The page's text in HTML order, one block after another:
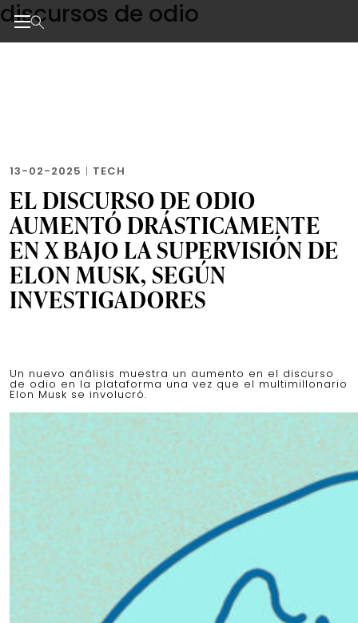
Skip
to
the
discursos de odio
13-02-2025 | TECH
EL DISCURSO DE ODIO
AUMENTÓ DRÁSTICAMENTE
EN X BAJO LA SUPERVISIÓN DE
ELON MUSK, SEGÚN
INVESTIGADORES
Un nuevo análisis muestra un aumento en el discurso
de odio en la plataforma una vez que el multimillonario
Elon Musk se involucró.